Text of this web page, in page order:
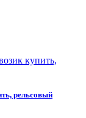
рельсовый